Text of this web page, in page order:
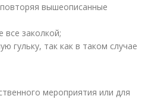
вышеописанные
все заколкой;
гульку, так как в таком случае
мероприятия или для